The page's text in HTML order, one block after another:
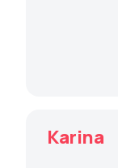
Karina